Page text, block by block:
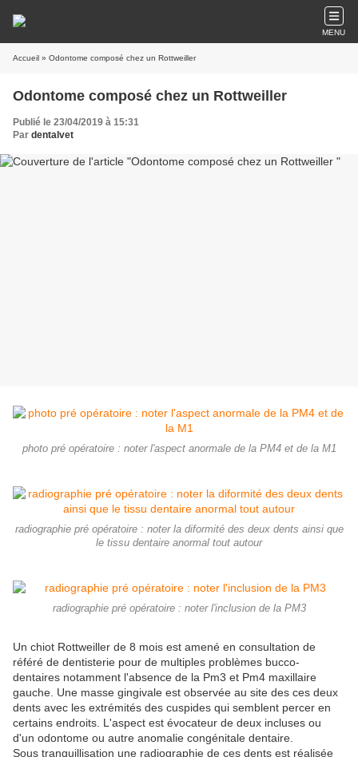
MENU
Accueil » Odontome composé chez un Rottweiller
Odontome composé chez un Rottweiller
Publié le 23/04/2019 à 15:31
Par dentalvet
photo pré opératoire : noter l'aspect anormale de la PM4 et de la M1
radiographie pré opératoire : noter la diformité des deux dents ainsi que
le tissu dentaire anormal tout autour
radiographie pré opératoire : noter l'inclusion de la PM3
Un chiot Rottweiller de 8 mois est amené en consultation de
référé de dentisterie pour de multiples problèmes bucco-
dentaires notamment l'absence de la Pm3 et Pm4 maxillaire
gauche. Une masse gingivale est observée au site des ces deux
dents avec les extrémités des cuspides qui semblent percer en
certains endroits. L'aspect est évocateur de deux incluses ou
d'un odontome ou autre anomalie congénitale dentaire.
Sous tranquillisation une radiographie de ces dents est réalisée